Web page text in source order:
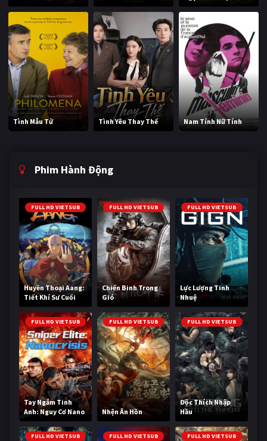
Tình Mẫu Tử Tình Yêu Thay Thế Nam Tính Nữ Tính
Phim Hành Động
FULL HD VIETSUB
Huyền Thoại Aang:
Tiết Khí Sư Cuối
Cùng
FULL HD VIETSUB
Chiến Binh Trong
Gió
FULL HD VIETSUB
Lực Lượng Tinh
Nhuệ
FULL HD VIETSUB
Tay Ngắm Tinh
Anh: Nguy Cơ Nano
FULL HD VIETSUB
Nhện Ăn Hồn
FULL HD VIETSUB
Độc Thích Nhập
Hầu
FULL HD VIETSUB FULL HD VIETSUB FULL HD VIETSUB